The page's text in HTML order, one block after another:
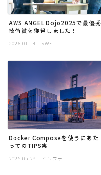
AWS ANGEL Dojo2025で最優秀
技術賞を獲得しました！
2026.01.14 AWS
Docker Composeを使うにあた
ってのTIPS集
2025.05.29 インフラ